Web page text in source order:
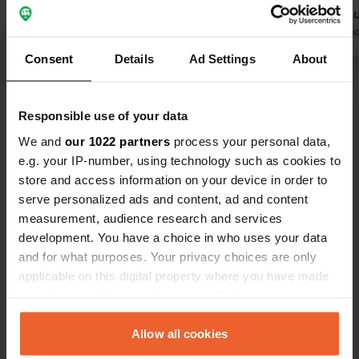
Consent Details Ad Settings About
Responsible use of your data
We and our 1022 partners process your personal data,
e.g. your IP-number, using technology such as cookies to
store and access information on your device in order to
serve personalized ads and content, ad and content
measurement, audience research and services
development. You have a choice in who uses your data
and for what purposes. Your privacy choices are only
applicable on this digital property where you have made
any time from the Cookie Declaration or by clicking on
the Privacy trigger icon.Allow all cookies
toilettes sont gratuites, mais fermées
restaurant italien se trouve à 10
une petite pente pour y accéder. Nous
reviendrons sans hésiter si nous
sommes dans la région.
également
et les
Traduit par
Contact
Friedrich-Ebert-Straße 6
95659, Arzberg, Allemagne